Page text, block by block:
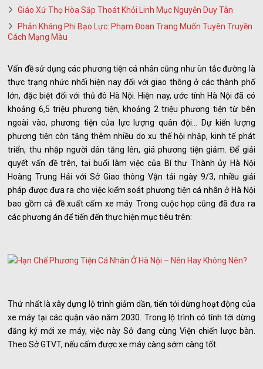
Giáo Xứ Thọ Hòa Sắp Thoát Khỏi Linh Mục Nguyễn Duy Tân
Phản Kháng Phi Bạo Lực: Phạm Đoan Trang Muốn Tuyên Truyền
Cách Mạng Màu
Vấn đề sử dụng các phương tiện cá nhân cũng như ùn tắc đường là
thực trạng nhức nhối hiện nay đối với giao thông ở các thành phố
lớn, đặc biệt đối với thủ đô Hà Nội. Hiện nay, ước tính Hà Nội đã có
khoảng 6,5 triệu phương tiện, khoảng 2 triệu phương tiện từ bên
ngoài vào, phương tiện của lực lượng quân đội... Dự kiến lượng
phương tiện còn tăng thêm nhiều do xu thế hội nhập, kinh tế phát
triển, thu nhập người dân tăng lên, giá phương tiện giảm. Để giải
quyết vấn đề trên, tại buổi làm việc của Bí thư Thành ủy Hà Nội
Hoàng Trung Hải với Sở Giao thông Vận tải ngày 9/3, nhiều giải
pháp được đưa ra cho việc kiểm soát phương tiện cá nhân ở Hà Nội
bao gồm cả đề xuất cấm xe máy. Trong cuộc họp cũng đã đưa ra
các phương án để tiến đến thực hiện mục tiêu trên:
Thứ nhất là xây dựng lộ trình giảm dần, tiến tới dừng hoạt động của
xe máy tại các quận vào năm 2030. Trong lộ trình có tính tới dừng
đăng ký mới xe máy, việc này Sở đang cùng Viện chiến lược bàn.
Theo Sở GTVT, nếu cấm được xe máy càng sớm càng tốt.